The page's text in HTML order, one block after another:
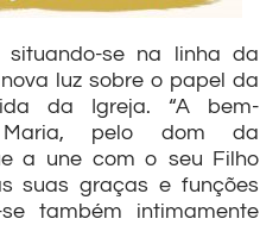
situando-se na linha da
luz sobre o papel da
da Igreja. “A bem-
Maria, pelo dom da
a une com o seu Filho
suas graças e funções
também intimamente